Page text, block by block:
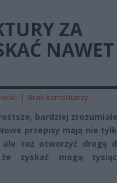
ZA
NAWET
| Brak komentarzy
bardziej
przepisy mają nie
ale też otworzyć drogę
że zyskać mogą